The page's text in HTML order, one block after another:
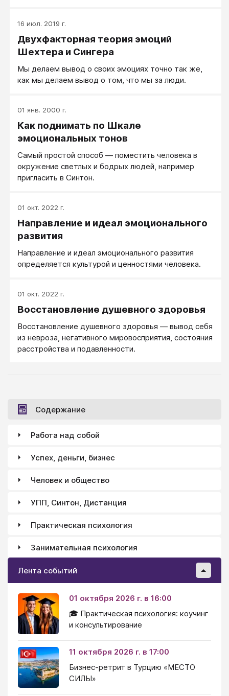
16 июл. 2019 г.
Двухфакторная теория эмоций
Шехтера и Сингера
Мы делаем вывод о своих эмоциях точно так же,
как мы делаем вывод о том, что мы за люди.
01 янв. 2000 г.
Как поднимать по Шкале
эмоциональных тонов
Самый простой способ — поместить человека в
окружение светлых и бодрых людей, например
пригласить в Синтон.
01 окт. 2022 г.
Направление и идеал эмоционального
развития
Направление и идеал эмоционального развития
определяется культурой и ценностями человека.
01 окт. 2022 г.
Восстановление душевного здоровья
Восстановление душевного здоровья — вывод себя
из невроза, негативного мировосприятия, состояния
расстройства и подавленности.
Содержание
Работа над собой
Успех, деньги, бизнес
Человек и общество
УПП, Синтон, Дистанция
Практическая психология
Занимательная психология
Лента событий
01 октября 2026 г. в 16:00
🎓 Практическая психология: коучинг
и консультирование
11 октября 2026 г. в 17:00
Бизнес-ретрит в Турцию «МЕСТО
СИЛЫ»